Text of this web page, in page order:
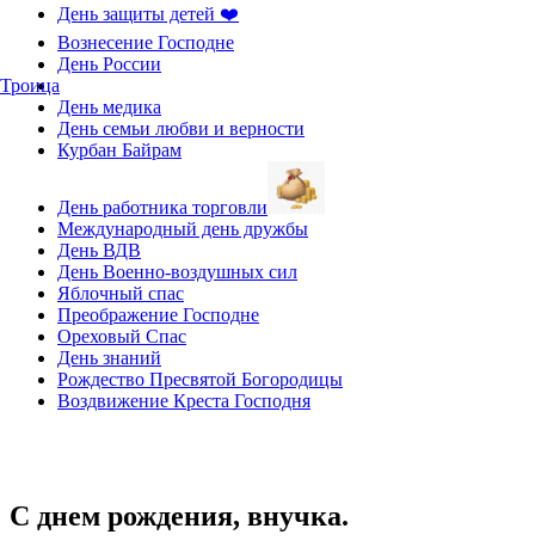
День защиты детей ❤️
Вознесение Господне
День России
Троица
День медика
День семьи любви и верности
Курбан Байрам
День работника торговли
Международный день дружбы
День ВДВ
День Военно-воздушных сил
Яблочный спас
Преображение Господне
Ореховый Спас
День знаний
Рождество Пресвятой Богородицы
Воздвижение Креста Господня
С днем рождения, внучка.